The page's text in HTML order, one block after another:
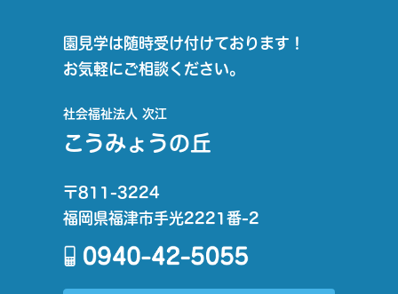
園見学は随時受け付けております！
お気軽にご相談ください。
社会福祉法人 次江
こうみょうの丘
〒811-3224
福岡県福津市手光2221番-2